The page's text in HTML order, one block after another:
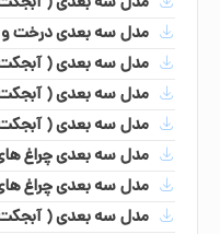
مدل سه بعدی درخت
مدل سه بعدی (
مدل سه بعدی ( آبجکت
مدل سه بعدی ( آبجکت
مدل سه بعدی چراغ
مدل سه بعدی چراغ
مدل سه بعدی (